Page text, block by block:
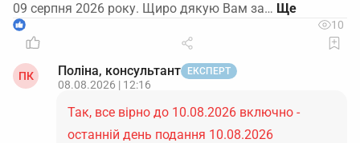
09 серпня 2026 року. Щиро дякую Вам за…
1 10
ПК Поліна, консультант ЕКСПЕРТ
08.08.2026 | 12:16
Так, все вірно до 10.08.2026 включно -
останній день подання 10.08.2026